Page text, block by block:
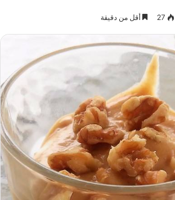
27 أقل من دقيقة